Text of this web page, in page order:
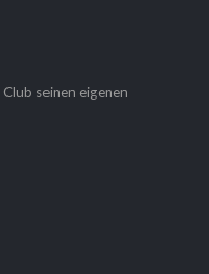
seinen eigenen